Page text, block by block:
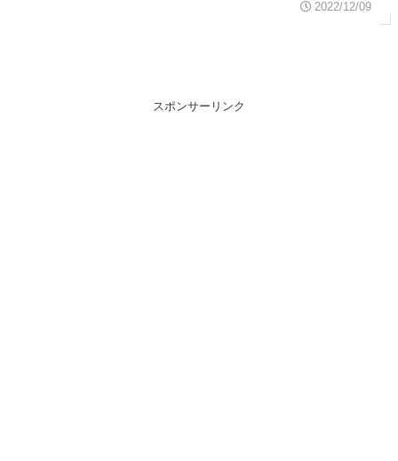
2022/12/09
スポンサーリンク